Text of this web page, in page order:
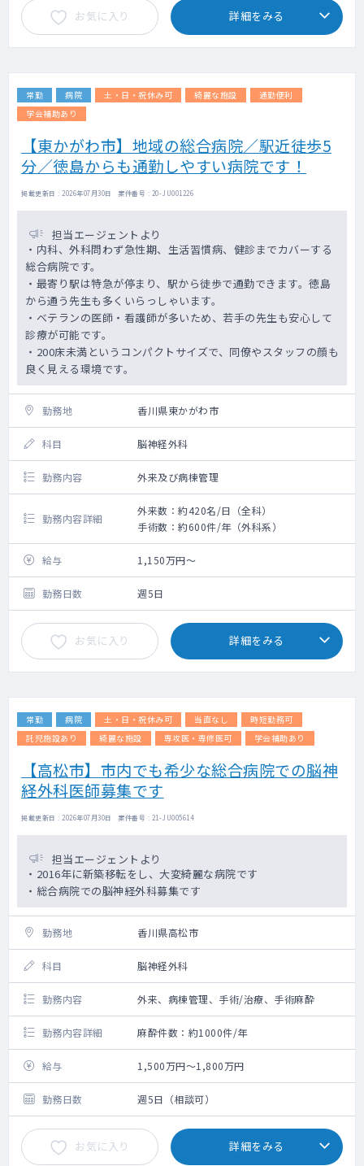
お気に入り 詳細をみる
常勤 病院 土・日・祝休み可 綺麗な施設
通勤便利
学会補助あり
【東かがわ市】地域の総合病院／駅近徒歩5
分／徳島からも通勤しやすい病院です！
掲載更新日 : 2026年07月30日 案件番号 : 20-JU001226
担当エージェントより
・内科、外科問わず急性期、生活習慣病、健診までカバーする
総合病院です。
・最寄り駅は特急が停まり、駅から徒歩で通勤できます。徳島
から通う先生も多くいらっしゃいます。
・ベテランの医師・看護師が多いため、若手の先生も安心して
診療が可能です。
・200床未満というコンパクトサイズで、同僚やスタッフの顔も
良く見える環境です。
勤務地 香川県東かがわ市
科目 脳神経外科
勤務内容 外来及び病棟管理
勤務内容詳細
外来数：約420名/日（全科）
手術数：約600件/年（外科系）
給与 1,150万円～
勤務日数 週5日
お気に入り 詳細をみる
常勤 病院 土・日・祝休み可 当直なし
時短勤務可
託児施設あり
綺麗な施設 専攻医・専修医可 学会補助あり
【高松市】市内でも希少な総合病院での脳神
経外科医師募集です
掲載更新日 : 2026年07月30日 案件番号 : 21-JU005614
担当エージェントより
・2016年に新築移転をし、大変綺麗な病院です
・総合病院での脳神経外科募集です
勤務地 香川県高松市
科目 脳神経外科
勤務内容 外来、病棟管理、手術/治療、手術麻酔
勤務内容詳細 麻酔件数：約1000件/年
給与 1,500万円～1,800万円
勤務日数 週5日（相談可）
お気に入り 詳細をみる